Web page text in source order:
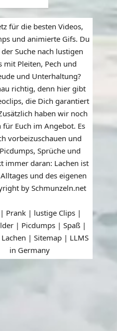
für die besten Videos,
und animierte Gifs. Du
Suche nach lustigen
mit Pleiten, Pech und
und Unterhaltung?
richtig, denn hier gibt
die Dich garantiert
haben wir noch
Euch im Angebot. Es
vorbeizuschauen und
Sprüche und
immer daran: Lachen ist
und des eigenen
by Schmunzeln.net
Prank | lustige Clips |
| Picdumps | Spaß |
| Sitemap | LLMS
in Germany